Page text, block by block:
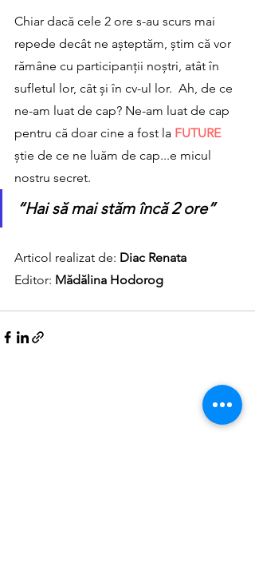
Chiar dacă cele 2 ore s-au scurs mai
repede decât ne așteptăm, știm că vor
rămâne cu participanții noștri, atât în
sufletul lor, cât și în cv-ul lor.  Ah, de ce
ne-am luat de cap? Ne-am luat de cap
pentru că doar cine a fost la FUTURE
știe de ce ne luăm de cap...e micul
nostru secret.
“Hai să mai stăm încă 2 ore”
Articol realizat de: Diac Renata
Editor: Mădălina Hodorog